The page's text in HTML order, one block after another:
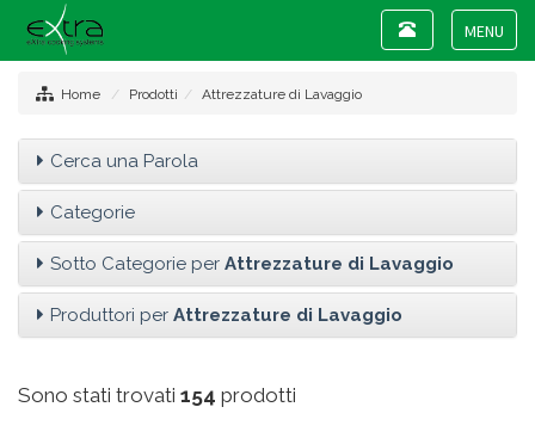
Toggle
Toggle
navigation
Home Prodotti Attrezzature di Lavaggio
Cerca una Parola
Categorie
Sotto Categorie per Attrezzature di Lavaggio
Produttori per Attrezzature di Lavaggio
Sono stati trovati 154 prodotti